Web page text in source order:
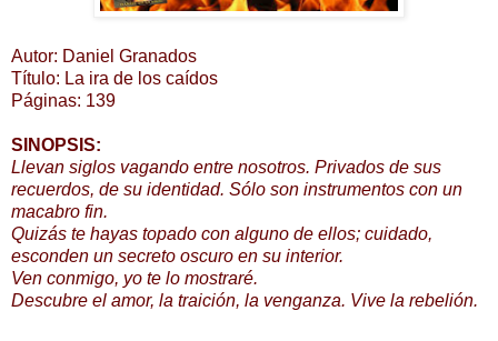
Autor: Daniel Granados
Título: La ira de los caídos
Páginas: 139
SINOPSIS:
Llevan siglos vagando entre nosotros. Privados de sus
recuerdos, de su identidad. Sólo son instrumentos con un
macabro fin.
Quizás te hayas topado con alguno de ellos; cuidado,
esconden un secreto oscuro en su interior.
Ven conmigo, yo te lo mostraré.
Descubre el amor, la traición, la venganza. Vive la rebelión.